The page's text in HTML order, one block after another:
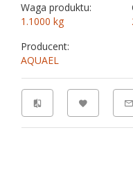
Waga produktu:
1.1000 kg
Producent:
AQUAEL